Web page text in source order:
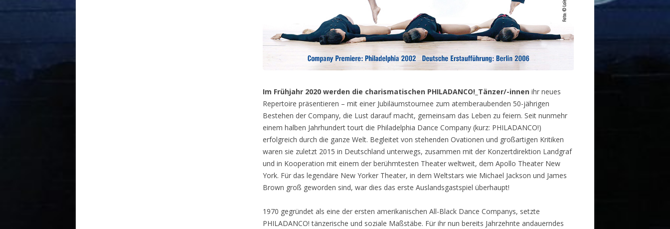
Im Frühjahr 2020 werden die charismatischen PHILADANCO!_Tänzer/-innen ihr neues
Repertoire präsentieren – mit einer Jubiläumstournee zum atemberaubenden 50-jährigen
Bestehen der Company, die Lust darauf macht, gemeinsam das Leben zu feiern. Seit nunmehr
einem halben Jahrhundert tourt die Philadelphia Dance Company (kurz: PHILADANCO!)
erfolgreich durch die ganze Welt. Begleitet von stehenden Ovationen und großartigen Kritiken
waren sie zuletzt 2015 in Deutschland unterwegs, zusammen mit der Konzertdirektion Landgraf
und in Kooperation mit einem der berühmtesten Theater weltweit, dem Apollo Theater New
York. Für das legendäre New Yorker Theater, in dem Weltstars wie Michael Jackson und James
Brown groß geworden sind, war dies das erste Auslandsgastspiel überhaupt!
1970 gegründet als eine der ersten amerikanischen All-Black Dance Companys, setzte
PHILADANCO! tänzerische und soziale Maßstäbe. Für ihr nun bereits Jahrzehnte andauerndes